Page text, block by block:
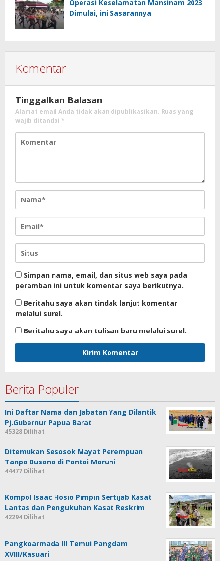
Operasi Keselamatan Mansinam 2023
Dimulai, ini Sasarannya
Komentar
Tinggalkan Balasan
Alamat email Anda tidak akan dipublikasikan. Ruas yang
wajib ditandai *
Simpan nama, email, dan situs web saya pada
peramban ini untuk komentar saya berikutnya.
Beritahu saya akan tindak lanjut komentar
melalui surel.
Beritahu saya akan tulisan baru melalui surel.
Berita Populer
Ini Daftar Nama dan Jabatan Yang Dilantik
Pj.Gubernur Papua Barat
45328 Dilihat
Ditemukan Sesosok Mayat Perempuan
Tanpa Busana di Pantai Maruni
44477 Dilihat
Kompol Isaac Hosio Pimpin Sertijab Kasat
Lantas dan Pengukuhan Kasat Reskrim
42294 Dilihat
Pangkoarmada III Temui Pangdam
XVIII/Kasuari